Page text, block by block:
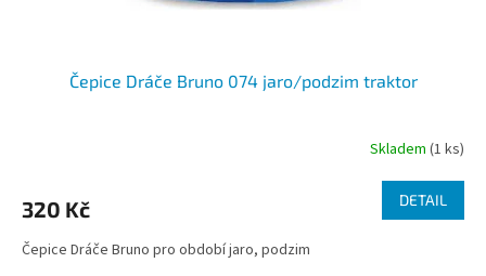
Čepice Dráče Bruno 074 jaro/podzim traktor
Skladem (1 ks)
320 Kč DETAIL
Čepice Dráče Bruno pro období jaro, podzim